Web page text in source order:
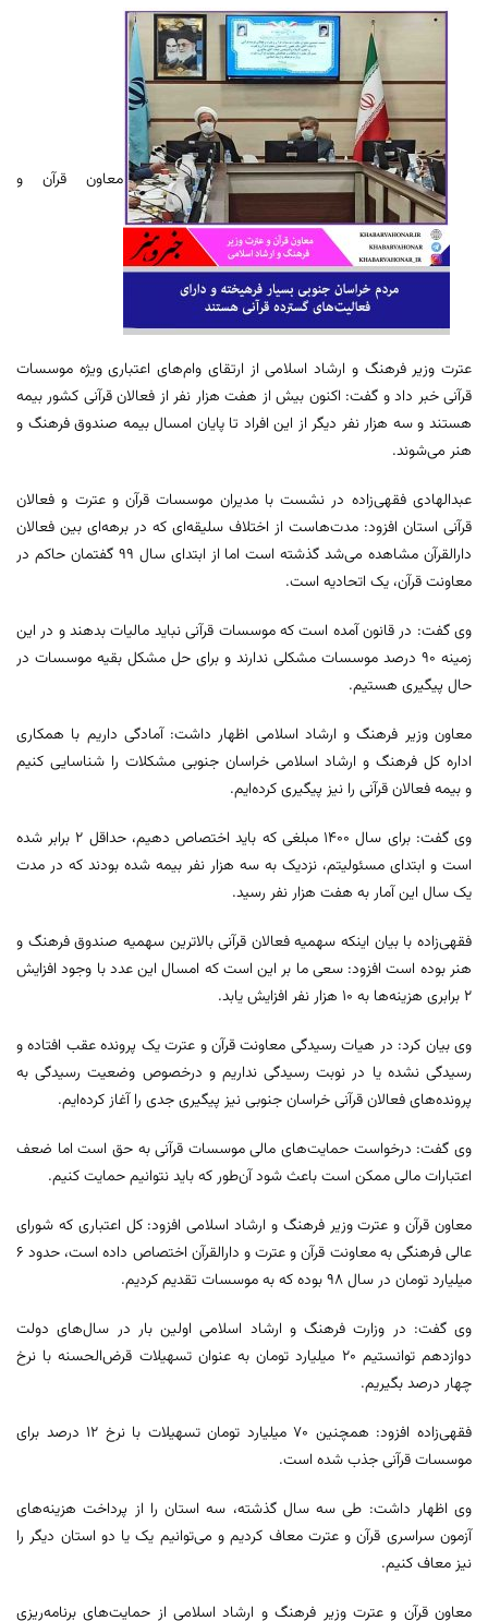
معاون قرآن و
عترت وزیر فرهنگ و ارشاد اسلامی از ارتقای وام‌های اعتباری ویژه موسسات
قرآنی خبر داد و گفت: اکنون بیش از هفت هزار نفر از فعالان قرآنی کشور بیمه
هستند و سه هزار نفر دیگر از این افراد تا پایان امسال بیمه صندوق فرهنگ و
هنر می‌شوند.
عبدالهادی فقهی‌زاده در نشست با مدیران موسسات قرآن و عترت و فعالان
قرآنی استان افزود: مدت‌هاست از اختلاف سلیقه‌ای که در برهه‌ای بین فعالان
دارالقرآن مشاهده می‌شد گذشته است اما از ابتدای سال ۹۹ گفتمان حاکم در
معاونت قرآن، یک اتحادیه است.
وی گفت: در قانون آمده است که موسسات قرآنی نباید مالیات بدهند و در این
زمینه ۹۰ درصد موسسات مشکلی ندارند و برای حل مشکل بقیه موسسات در
حال پیگیری هستیم.
معاون وزیر فرهنگ و ارشاد اسلامی اظهار داشت: آمادگی داریم با همکاری
اداره ‌کل فرهنگ و ارشاد اسلامی خراسان ‌جنوبی مشکلات را شناسایی کنیم
و بیمه فعالان قرآنی را نیز پیگیری کرده‌ایم.
وی گفت: برای سال ۱۴۰۰ مبلغی که باید اختصاص دهیم، حداقل ۲ برابر شده
است و ابتدای مسئولیتم، نزدیک به سه هزار نفر بیمه شده بودند که در مدت
یک سال این آمار به هفت هزار نفر رسید.
فقهی‌زاده با بیان اینکه سهمیه فعالان قرآنی بالاترین سهمیه صندوق فرهنگ و
هنر بوده است افزود: سعی ما بر این است که امسال این عدد با وجود افزایش
۲ برابری هزینه‌ها به ۱۰ هزار نفر افزایش یابد.
وی بیان کرد: در هیات رسیدگی معاونت قرآن و عترت یک پرونده عقب افتاده و
رسیدگی نشده یا در نوبت رسیدگی نداریم و درخصوص وضعیت رسیدگی به
پرونده‌های فعالان قرآنی خراسان ‌جنوبی نیز پیگیری جدی را آغاز کرده‌ایم.
وی گفت: درخواست حمایت‌های مالی موسسات قرآنی به حق است اما ضعف
اعتبارات مالی ممکن است باعث شود آن‌طور که باید نتوانیم حمایت کنیم.
معاون قرآن و عترت وزیر فرهنگ و ارشاد اسلامی افزود: کل اعتباری که شورای
عالی فرهنگی به معاونت قرآن و عترت و دارالقرآن اختصاص داده است، حدود ۶
میلیارد تومان در سال ۹۸ بوده که به موسسات تقدیم کردیم.
وی گفت: در وزارت فرهنگ و ارشاد اسلامی اولین بار در سال‌های دولت
دوازدهم توانستیم ۲۰ میلیارد تومان به عنوان تسهیلات قرض‌الحسنه با نرخ
چهار درصد بگیریم.
فقهی‌زاده افزود: همچنین ۷۰ میلیارد تومان تسهیلات با نرخ ۱۲ درصد برای
موسسات قرآنی جذب شده است.
وی اظهار داشت: طی سه سال گذشته، سه استان را از پرداخت هزینه‌های
آزمون سراسری قرآن و عترت معاف کردیم و می‌توانیم یک یا دو استان دیگر را
نیز معاف کنیم.
معاون قرآن و عترت وزیر فرهنگ و ارشاد اسلامی از حمایت‌های برنامه‌ریزی